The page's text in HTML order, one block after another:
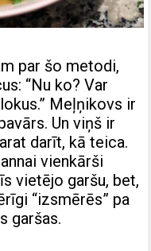
par šo metodi,
“Nu ko? Var
Meļņikovs ir
Un viņš ir
darīt, kā teica.
vienkārši
vietējo garšu, bet,
“izsmērēs” pa
garšas.